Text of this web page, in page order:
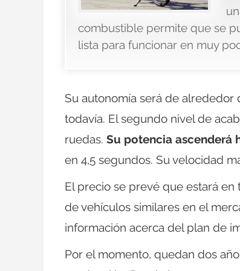
combustible permite que se
lista para funcionar en muy
Su autonomía será de
todavía. El segundo nivel de
ruedas. Su potencia ascenderá
en 4,5 segundos. Su velocidad
El precio se prevé que estará en
de vehículos similares en el
información acerca del plan de
Por el momento, quedan dos